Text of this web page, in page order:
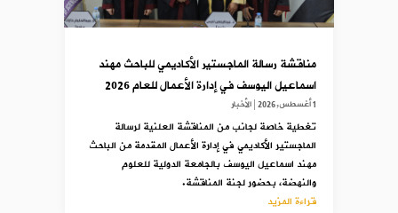
مناقشة رسالة الماجستير الأكاديمي للباحث مهند
اسماعيل اليوسف في إدارة الأعمال للعام 2026
1 أغسطس,2026 |الأخبار
تغطية خاصة لجانب من المناقشة العلنية لرسالة
الماجستير الأكاديمي في إدارة الأعمال المقدمة من الباحث
مهند اسماعيل اليوسف بالجامعة الدولية للعلوم
والنهضة، بحضور لجنة المناقشة.
قراءة المزيد